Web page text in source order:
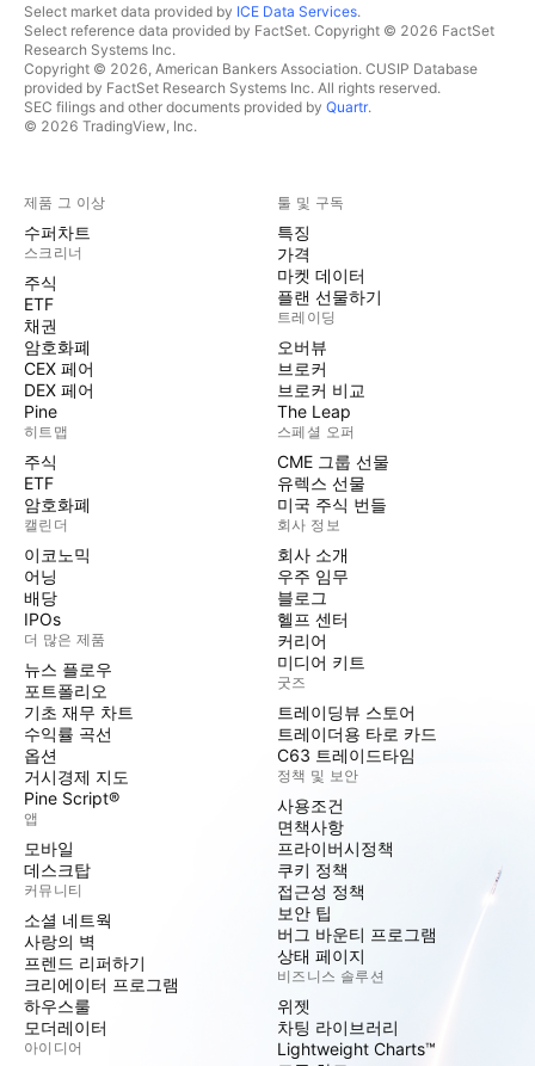
경기 연착륙 기대가 시장을 지배하였습니다. 결과적으로
소비재 섹터는 강한 상승 사이클로 전환, 아마존, 테슬라
등 빅테크화된 소비재 대표 종목들이 강세를 보였습니다.
해당 구간은 현재와 약 87% 내외 수준의 유사도를 보이
고 있습니다. 이러한 흐름이 이어진다면 현재 구간은 단기
부근이 핵심 기준선으로 작용할 가능성이 있으며, 해당 구
간을 유지할 경우 기존 상승 추세 연장 가능성이 열려 있
고, 이탈할 경우 채널 중단부까지의 추가 조정 가능성도
존재합니다. 현재 소비재 섹터의 주요 변수로는 미국 소비
지출 둔화 및 고용시장 강도 약화, 연준의 금리 인상 불안,
중동 미국-이란 전쟁 이슈, 신용카드 연체율 및 가계부채
부담 등이 영향을 미치고 있습니다. 이 구간이 마무리된다
면 다음 사이클에서는 소비 회복 기대로, 대형 소비재 기
업들의 실적 개선 여부가 상방 변수로 작용할 가능성이 있
습니다. 이 패턴, 이번에도 반복될까요? 아니면 달라질까
요? AMEX:XLY
Select market data provided by ICE Data Services.
Select reference data provided by FactSet. Copyright © 2026 FactSet
Research Systems Inc.
Copyright © 2026, American Bankers Association. CUSIP Database
provided by FactSet Research Systems Inc. All rights reserved.
SEC filings and other documents provided by Quartr.
© 2026 TradingView, Inc.
제품 그 이상
수퍼차트
스크리너
주식
ETF
채권
암호화폐
CEX 페어
DEX 페어
Pine
히트맵
주식
ETF
암호화폐
캘린더
이코노믹
어닝
배당
IPOs
더 많은 제품
뉴스 플로우
포트폴리오
기초 재무 차트
수익률 곡선
옵션
거시경제 지도
Pine Script®
앱
모바일
데스크탑
커뮤니티
소셜 네트웍
사랑의 벽
프렌드 리퍼하기
크리에이터 프로그램
하우스룰
모더레이터
아이디어
툴 및 구독
특징
가격
마켓 데이터
플랜 선물하기
트레이딩
오버뷰
브로커
브로커 비교
The Leap
스페셜 오퍼
CME 그룹 선물
유렉스 선물
미국 주식 번들
회사 정보
회사 소개
우주 임무
블로그
헬프 센터
커리어
미디어 키트
굿즈
트레이딩뷰 스토어
트레이더용 타로 카드
C63 트레이드타임
정책 및 보안
사용조건
면책사항
프라이버시정책
쿠키 정책
접근성 정책
보안 팁
버그 바운티 프로그램
상태 페이지
비즈니스 솔루션
위젯
차팅 라이브러리
Lightweight Charts™